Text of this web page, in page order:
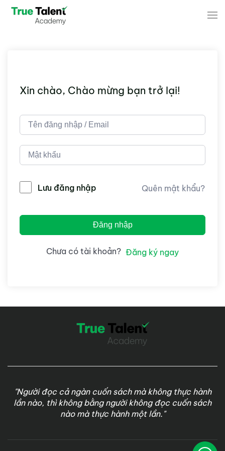
Xin chào, Chào mừng bạn trở lại!
Lưu đăng nhập Quên mật khẩu?
Đăng nhập
Chưa có tài khoản? Đăng ký ngay
"Người đọc cả ngàn cuốn sách mà không thực hành
lần nào, thì không bằng người không đọc cuốn sách
nào mà thực hành một lần."